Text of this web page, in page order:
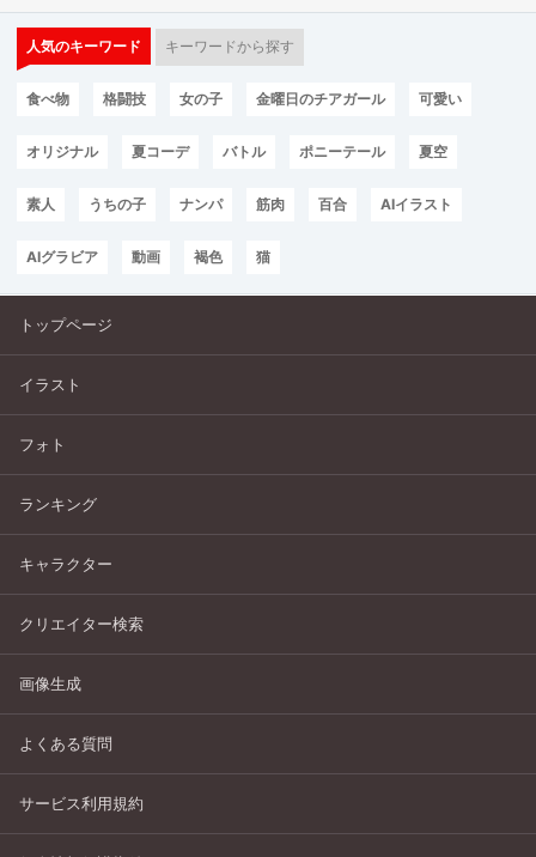
人気のキーワード キーワードから探す
食べ物 格闘技 女の子 金曜日のチアガール 可愛い
オリジナル 夏コーデ バトル ポニーテール 夏空
素人 うちの子 ナンパ 筋肉 百合 AIイラスト
AIグラビア 動画 褐色 猫
トップページ
イラスト
フォト
ランキング
キャラクター
クリエイター検索
画像生成
よくある質問
サービス利用規約